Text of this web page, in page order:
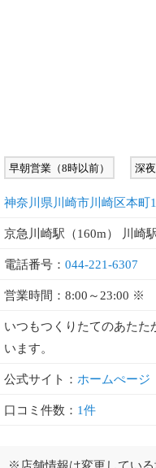
早朝営業（8時以前） 深
神奈川県川崎市川崎区本町
京急川崎駅（160m） 川崎
電話番号： 044-221-6307
営業時間：8:00～23:00 ※
いつもつくりたてのあたた
います。
公式サイト： ホームぺージ
口コミ件数： 1件
※店舗情報は変更してい